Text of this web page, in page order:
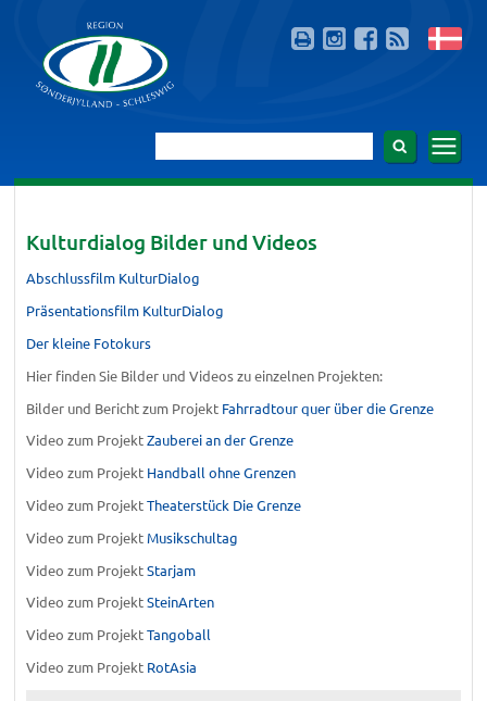
Kulturdialog Bilder und Videos
Abschlussfilm KulturDialog
Präsentationsfilm KulturDialog
Der kleine Fotokurs
Hier finden Sie Bilder und Videos zu einzelnen Projekten:
Bilder und Bericht zum Projekt Fahrradtour quer über die Grenze
Video zum ProjektZauberei an der Grenze
Video zum Projekt Handball ohne Grenzen
Video zum ProjektTheaterstück Die Grenze
Video zum Projekt Musikschultag
Video zum ProjektStarjam
Video zum ProjektSteinArten
Video zum ProjektTangoball
Video zum Projekt RotAsia